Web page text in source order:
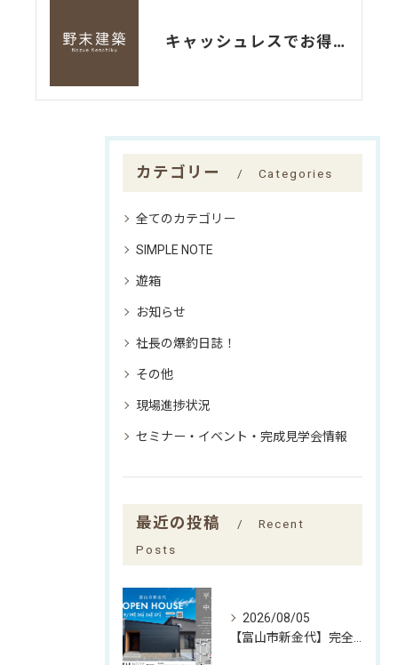
キャッシュレスでお得に！
カテゴリー Categories
全てのカテゴリー
SIMPLE NOTE
遊箱
お知らせ
社長の爆釣日誌！
その他
現場進捗状況
セミナー・イベント・完成見学会情報
最近の投稿
Recent
Posts
2026/08/05